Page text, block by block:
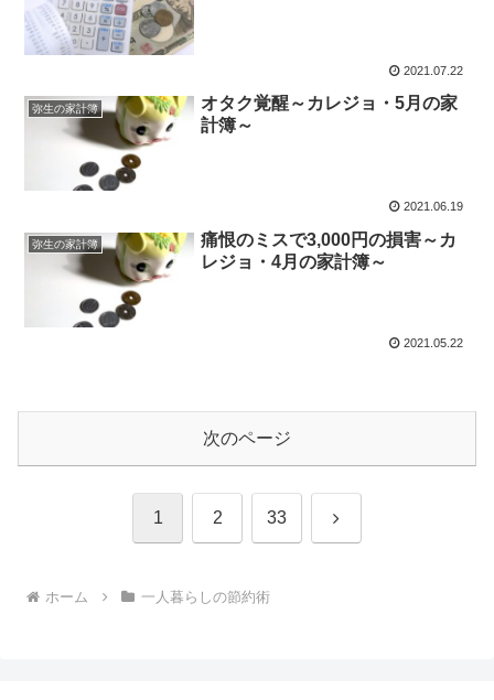
2021.07.22
弥生の家計簿
オタク覚醒～カレジョ・5月の家
計簿～
2021.06.19
弥生の家計簿
痛恨のミスで3,000円の損害～カ
レジョ・4月の家計簿～
2021.05.22
次のページ
1 2 33 次
ホーム 一人暮らしの節約術